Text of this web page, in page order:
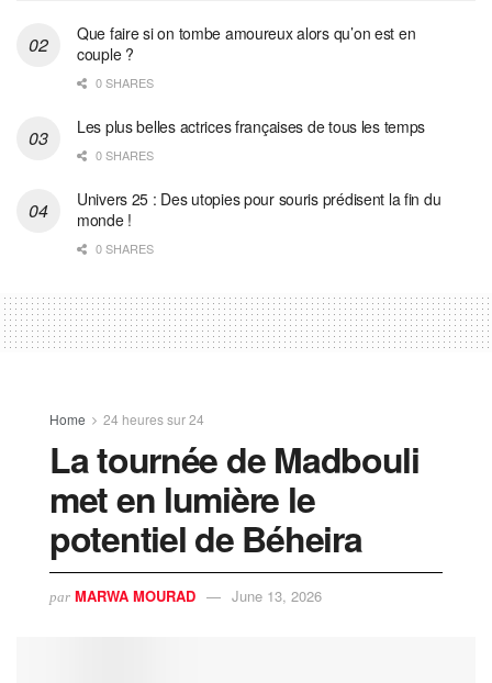
Que faire si on tombe amoureux alors qu’on est en
couple ?
0 SHARES
Les plus belles actrices françaises de tous les temps
0 SHARES
Univers 25 : Des utopies pour souris prédisent la fin du
monde !
0 SHARES
Home 24 heures sur 24
La tournée de Madbouli
met en lumière le
potentiel de Béheira
par MARWA MOURAD June 13, 2026